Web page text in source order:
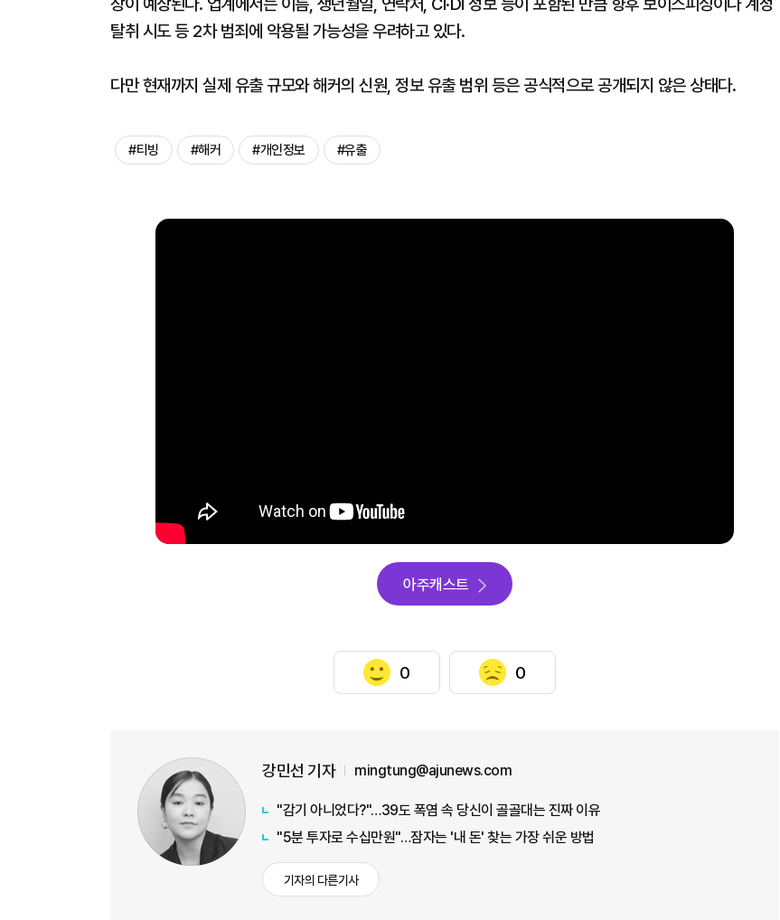
탈취 시도 등 2차 범죄에 악용될 가능성을 우려하고 있다.
다만 현재까지 실제 유출 규모와 해커의 신원, 정보 유출 범위 등은 공식적으로 공개되지 않은 상태다.
#티빙 #해커 #개인정보 #유출
아주캐스트
0 0
강민선 기자 mingtung@ajunews.com
"감기 아니었다?"…39도 폭염 속 당신이 골골대는 진짜 이유
"5분 투자로 수십만원"…잠자는 '내 돈' 찾는 가장 쉬운 방법
기자의 다른기사